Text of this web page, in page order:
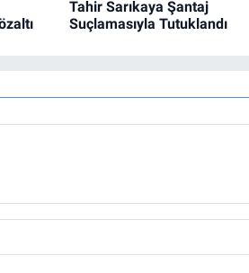
Tahir Sarıkaya Şantaj
Suçlamasıyla Tutuklandı